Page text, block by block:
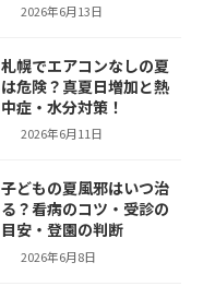
2026年6月13日
札幌でエアコンなしの夏
は危険？真夏日増加と熱
中症・水分対策！
2026年6月11日
子どもの夏風邪はいつ治
る？看病のコツ・受診の
目安・登園の判断
2026年6月8日